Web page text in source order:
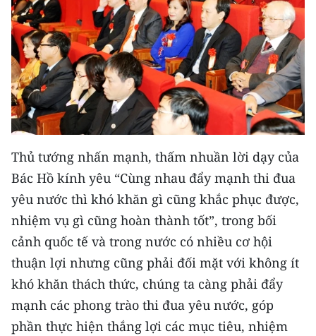
Thủ tướng nhấn mạnh, thấm nhuần lời dạy của
Bác Hồ kính yêu “Cùng nhau đẩy mạnh thi đua
yêu nước thì khó khăn gì cũng khắc phục được,
nhiệm vụ gì cũng hoàn thành tốt”, trong bối
cảnh quốc tế và trong nước có nhiều cơ hội
thuận lợi nhưng cũng phải đối mặt với không ít
khó khăn thách thức, chúng ta càng phải đẩy
mạnh các phong trào thi đua yêu nước, góp
phần thực hiện thắng lợi các mục tiêu, nhiệm